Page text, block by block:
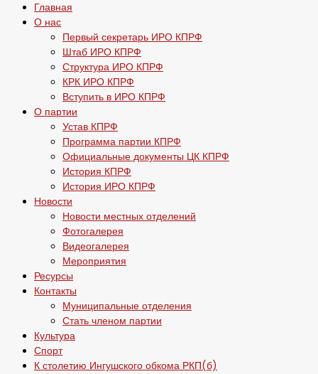
Главная
О нас
Первый секретарь ИРО КПРФ
Штаб ИРО КПРФ
Структура ИРО КПРФ
КРК ИРО КПРФ
Вступить в ИРО КПРФ
О партии
Устав КПРФ
Программа партии КПРФ
Официальные документы ЦК КПРФ
История КПРФ
История ИРО КПРФ
Новости
Новости местных отделений
Фотогалерея
Видеогалерея
Мероприятия
Ресурсы
Контакты
Муниципальные отделения
Стать членом партии
Культура
Спорт
К столетию Ингушского обкома РКП(б)